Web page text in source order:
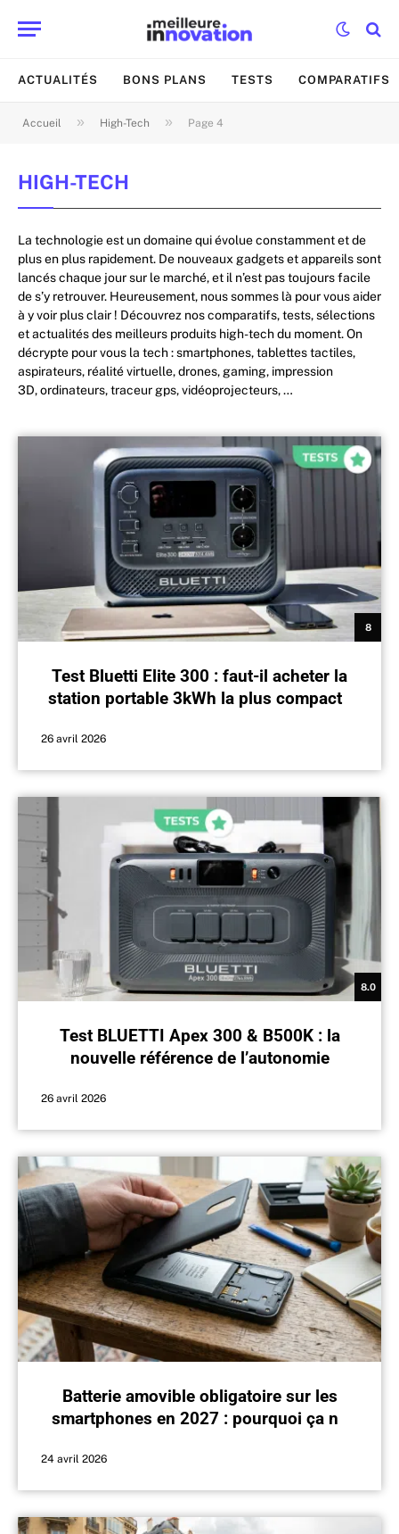
ACTUALITÉS BONS PLANS TESTS COMPARATIFS
Accueil » High-Tech » Page 4
HIGH-TECH
La technologie est un domaine qui évolue constamment et de
plus en plus rapidement. De nouveaux gadgets et appareils sont
lancés chaque jour sur le marché, et il n’est pas toujours facile
de s’y retrouver. Heureusement, nous sommes là pour vous aider
à y voir plus clair ! Découvrez nos comparatifs, tests, sélections
et actualités des meilleurs produits high-tech du moment. On
décrypte pour vous la tech : smartphones, tablettes tactiles,
aspirateurs, réalité virtuelle, drones, gaming, impression
3D, ordinateurs, traceur gps, vidéoprojecteurs, …
8
Test Bluetti Elite 300 : faut-il acheter la
station portable 3kWh la plus compacte
26 avril 2026
8.0
Test BLUETTI Apex 300 & B500K : la
nouvelle référence de l’autonomie
26 avril 2026
Batterie amovible obligatoire sur les
smartphones en 2027 : pourquoi ça ne
24 avril 2026